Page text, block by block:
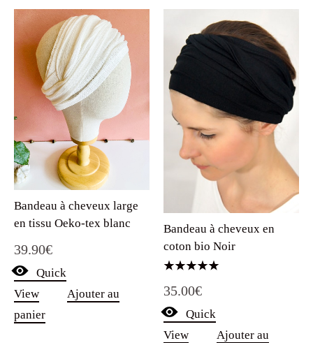
Bandeau à cheveux large
en tissu Oeko-tex blanc
39.90€
Quick
View
Ajouter au
panier
Bandeau à cheveux en
coton bio Noir
5.00
35.00€
Quick
View
Ajouter au